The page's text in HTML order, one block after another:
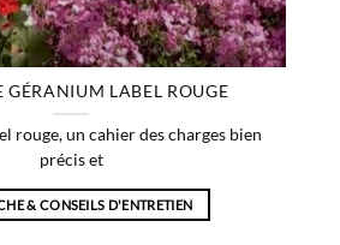
GÉRANIUM LABEL ROUGE
rouge, un cahier des charges bien
précis et
& CONSEILS D'ENTRETIEN